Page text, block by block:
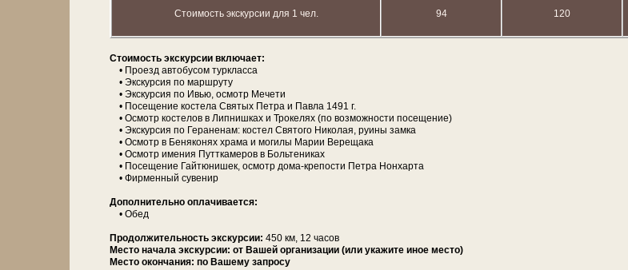
Стоимость экскурсии для 1 чел. 94 120
Сто­и­мость экс­кур­сии вклю­ча­ет:
• Проезд ав­то­бу­сом турк­лас­са
• Экс­кур­сия по марш­ру­ту
• Экс­кур­сия по Ивью, осмотр Мечети
• По­се­ще­ние ко­сте­ла Святых Пет­ра и Пав­ла 1491 г.
• Осмотр ко­сте­лов в Липнишках и Трокелях (по воз­мож­но­сти посещение)
• Экс­кур­сия по Гераненам: ко­стел Свя­то­го Ни­ко­лая, ру­и­ны зам­ка
• Осмотр в Беняконях хра­ма и мо­ги­лы Ма­рии Верещака
• Осмотр име­ния Путткамеров в Больтениках
• По­се­ще­ние Гайтюнишек, осмотр дома-крепости Пет­ра Нонхарта
• Фирменный су­ве­нир
Дополнительно опла­чи­ва­ет­ся:
• Обед
Про­дол­жи­тель­ность экс­кур­сии: 450 км, 12 ча­сов
Место начала экскурсии: от Вашей организации (или укажите иное место)
Место окончания: по Вашему запросу